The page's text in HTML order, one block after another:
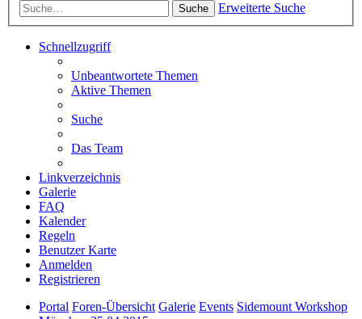
Suche Erweiterte Suche
Schnellzugriff
Unbeantwortete Themen
Aktive Themen
Suche
Das Team
Linkverzeichnis
Galerie
FAQ
Kalender
Regeln
Benutzer Karte
Anmelden
Registrieren
Portal Foren-Übersicht Galerie Events Sidemount Workshop